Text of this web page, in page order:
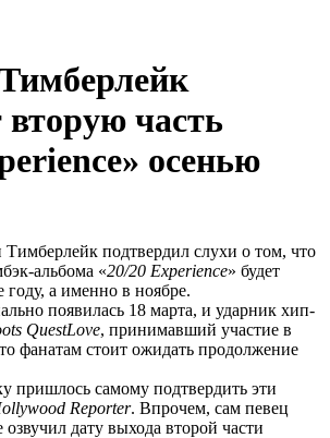
часть
осенью
подтвердил слухи о том, что
альбома «20/20 Experience» будет
а именно в ноябре.
появилась 18 марта, и ударник хип-
QuestLove, принимавший участие в
фанатам стоит ожидать продолжение
пришлось самому подтвердить эти
Reporter. Впрочем, сам певец
дату выхода второй части